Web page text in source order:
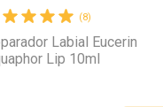
(8)
Labial Eucerin
Lip 10ml